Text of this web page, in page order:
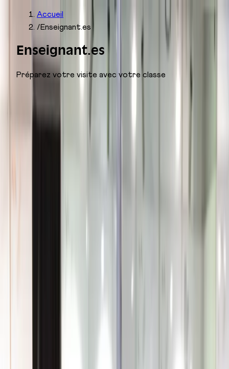
Accueil
/Enseignant.es
Enseignant.es
Préparez votre visite avec votre classe